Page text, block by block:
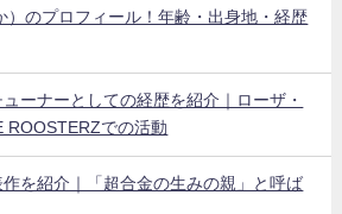
）のプロフィール！年齢・出身地・経歴
ーナーとしての経歴を紹介｜ローザ・
ROOSTERZでの活動
を紹介｜「超合金の生みの親」と呼ば